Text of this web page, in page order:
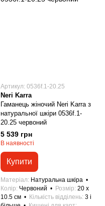
Артикул: 0536f.1-20.25
Neri Karra
Гаманець жіночий Neri Karra з
натуральної шкіри 0536f.1-
20.25 червоний
5 539 грн
В наявності
Купити
Матеріал
Натуральна шкіра
Колір Червоний Розмір 20 x
10.5 см
Кількість відділень 3 і